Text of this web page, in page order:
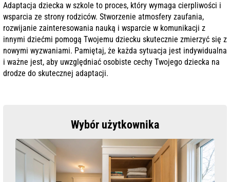
Adaptacja dziecka w szkole to proces, który wymaga cierpliwości i
wsparcia ze strony rodziców. Stworzenie atmosfery zaufania,
rozwijanie zainteresowania nauką i wsparcie w komunikacji z
innymi dziećmi pomogą Twojemu dziecku skutecznie zmierzyć się z
nowymi wyzwaniami. Pamiętaj, że każda sytuacja jest indywidualna
i ważne jest, aby uwzględniać osobiste cechy Twojego dziecka na
drodze do skutecznej adaptacji.
Wybór użytkownika